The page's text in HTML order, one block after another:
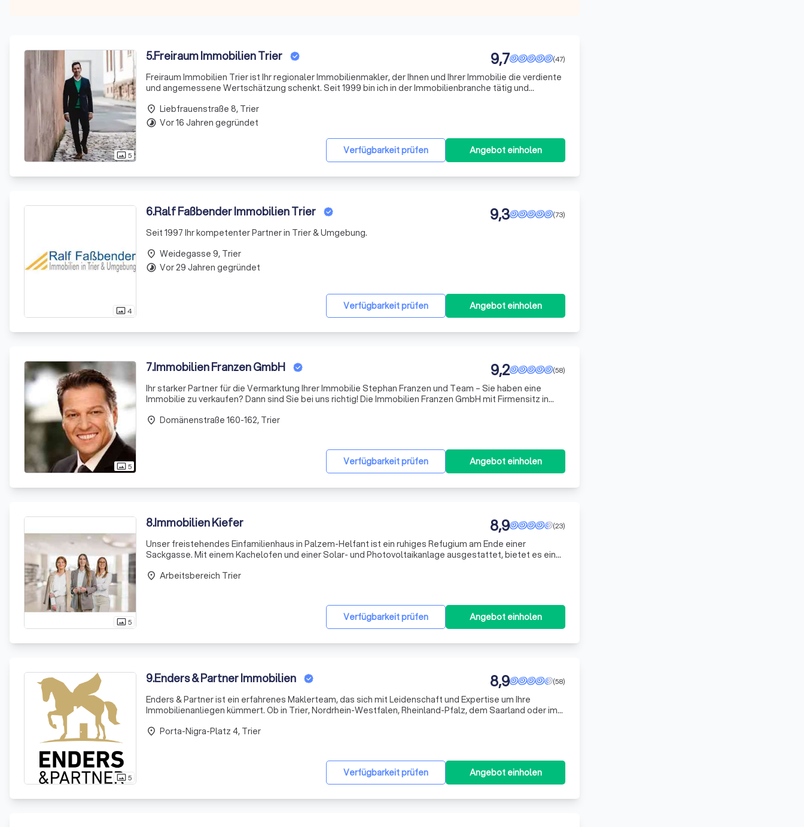
photo_size_select_actual5
5.Freiraum Immobilien Trier (47)
9,7
Freiraum Immobilien Trier ist Ihr regionaler Immobilienmakler, der Ihnen und Ihrer Immobilie die verdiente
und angemessene Wertschätzung schenkt. Seit 1999 bin ich in der Immobilienbranche tätig und
Gew
Verfügbarkeit prüfen Angebot einholen
place Liebfrauenstraße 8, Trier
timelapse Vor 16 Jahren gegründet
photo_size_select_actual4
6.Ralf Faßbender Immobilien Trier (73)
9,3
Seit 1997 Ihr kompetenter Partner in Trier & Umgebung.
Verfügbarkeit prüfen Angebot einholen
place Weidegasse 9, Trier
timelapse Vor 29 Jahren gegründet
photo_size_select_actual5
7.Immobilien Franzen GmbH (58)
9,2
Ihr starker Partner für die Vermarktung Ihrer Immobilie Stephan Franzen und Team – Sie haben eine
Immobilie zu verkaufen? Dann sind Sie bei uns richtig! Die Immobilien Franzen GmbH mit Firmensitz in
Verfügbarkeit prüfen Angebot einholen
place Domänenstraße 160-162, Trier
photo_size_select_actual5
8.Immobilien Kiefer (23)
8,9
Unser freistehendes Einfamilienhaus in Palzem-Helfant ist ein ruhiges Refugium am Ende einer
Sackgasse. Mit einem Kachelofen und einer Solar- und Photovoltaikanlage ausgestattet, bietet es eine
verfügt über ein
Verfügbarkeit prüfen Angebot einholen
place Arbeitsbereich Trier
photo_size_select_actual5
9.Enders & Partner Immobilien (58)
8,9
Enders & Partner ist ein erfahrenes Maklerteam, das sich mit Leidenschaft und Expertise um Ihre
Immobilienanliegen kümmert. Ob in Trier, Nordrhein-Westfalen, Rheinland-Pfalz, dem Saarland oder im
Verfügbarkeit prüfen Angebot einholen
place Porta-Nigra-Platz 4, Trier